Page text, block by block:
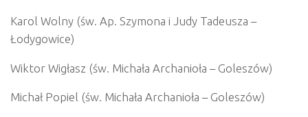
Karol Wolny (św. Ap. Szymona i Judy Tadeusza –
Łodygowice)
Wiktor Wigłasz (św. Michała Archanioła – Goleszów)
Michał Popiel (św. Michała Archanioła – Goleszów)